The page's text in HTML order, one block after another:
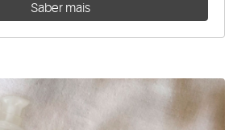
Saber mais